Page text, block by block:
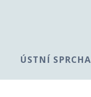
ÚSTNÍ SPRCHA